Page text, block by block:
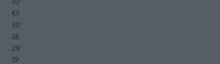
ΚΥ
30°
ΔΕ
29°
ΤΡ